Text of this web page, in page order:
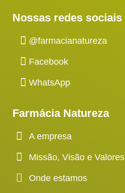
Nossas redes sociais
@farmacianatureza
Facebook
WhatsApp
Farmácia Natureza
A empresa
Missão, Visão e Valores
Onde estamos